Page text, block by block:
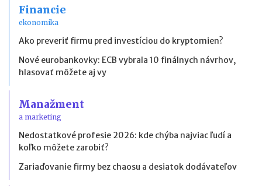
Financie
ekonomika
Ako preveriť firmu pred investíciou do kryptomien?
Nové eurobankovky: ECB vybrala 10 finálnych návrhov,
hlasovať môžete aj vy
Manažment
a marketing
Nedostatkové profesie 2026: kde chýba najviac ľudí a
koľko môžete zarobiť?
Zariaďovanie firmy bez chaosu a desiatok dodávateľov